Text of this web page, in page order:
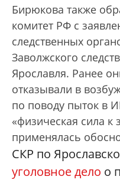
Бирюкова также
комитет РФ с
следственных
Заволжского
Ярославля. Ранее
отказывали в
по поводу пыток в
«физическая сила к
применялась
СКР по
уголовное дело о